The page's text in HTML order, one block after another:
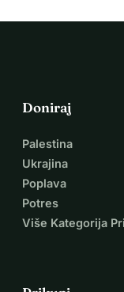
Doniraj
Palestina
Ukrajina
Poplava
Potres
Više Kategorija